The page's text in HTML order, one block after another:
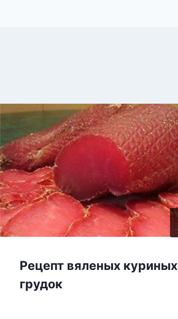
Рецепт вяленых куриных
грудок